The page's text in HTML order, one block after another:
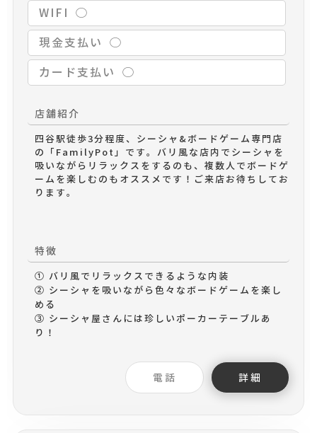
WIFI ◯
現金支払い ◯
カード支払い ◯
店舗紹介
四谷駅徒歩3分程度、シーシャ&ボードゲーム専門店
の「FamilyPot」です。バリ風な店内でシーシャを
吸いながらリラックスをするのも、複数人でボードゲ
ームを楽しむのもオススメです！ご来店お待ちしてお
ります。
特徴
① バリ風でリラックスできるような内装
② シーシャを吸いながら色々なボードゲームを楽し
める
③ シーシャ屋さんには珍しいポーカーテーブルあ
り！
電話 詳細